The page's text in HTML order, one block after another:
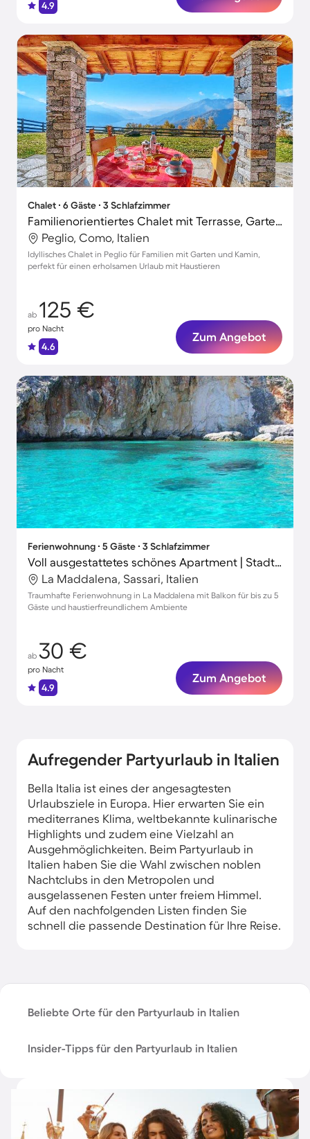
4.9
Chalet ∙ 6 Gäste ∙ 3 Schlafzimmer
Familienorientiertes Chalet mit Terrasse, Garten und Grill | Haustiere erlaubt
Peglio, Como, Italien
Idyllisches Chalet in Peglio für Familien mit Garten und Kamin,
perfekt für einen erholsamen Urlaub mit Haustieren
ab 125 €
pro Nacht
4.6
Zum Angebot
Ferienwohnung ∙ 5 Gäste ∙ 3 Schlafzimmer
Voll ausgestattetes schönes Apartment | Stadtblick | Haustiere sind willkommen
La Maddalena, Sassari, Italien
Traumhafte Ferienwohnung in La Maddalena mit Balkon für bis zu 5
Gäste und haustierfreundlichem Ambiente
ab 30 €
pro Nacht
4.9
Zum Angebot
Aufregender Partyurlaub in Italien
Bella Italia ist eines der angesagtesten
Urlaubsziele in Europa. Hier erwarten Sie ein
mediterranes Klima, weltbekannte kulinarische
Highlights und zudem eine Vielzahl an
Ausgehmöglichkeiten. Beim Partyurlaub in
Italien haben Sie die Wahl zwischen noblen
Nachtclubs in den Metropolen und
ausgelassenen Festen unter freiem Himmel.
Auf den nachfolgenden Listen finden Sie
schnell die passende Destination für Ihre Reise.
Beliebte Orte für den Partyurlaub in Italien
Insider-Tipps für den Partyurlaub in Italien